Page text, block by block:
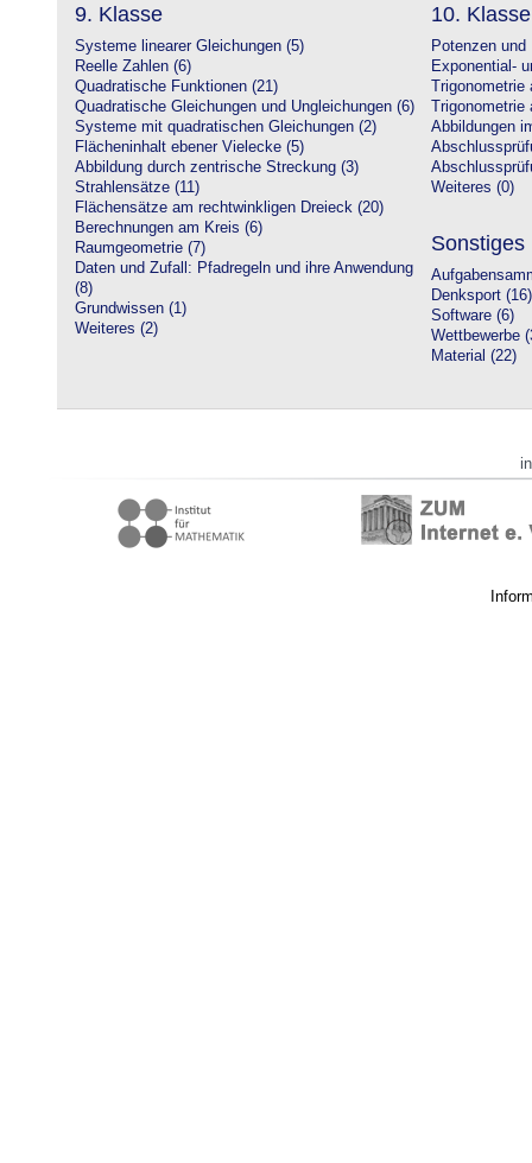
9. Klasse
Systeme linearer Gleichungen (5)
Reelle Zahlen (6)
Quadratische Funktionen (21)
Quadratische Gleichungen und Ungleichungen (6)
Systeme mit quadratischen Gleichungen (2)
Flächeninhalt ebener Vielecke (5)
Abbildung durch zentrische Streckung (3)
Strahlensätze (11)
Flächensätze am rechtwinkligen Dreieck (20)
Berechnungen am Kreis (6)
Raumgeometrie (7)
Daten und Zufall: Pfadregeln und ihre Anwendung
(8)
Grundwissen (1)
Weiteres (2)
10. Klasse
Potenzen
Exponential-
Abbildungen
Weiteres (0)
Sonstiges
Denksport (16)
Software (6)
Wettbewerbe
Material (22)